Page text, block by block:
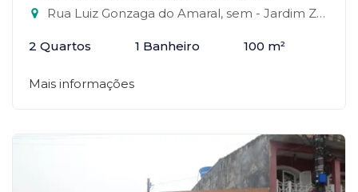
Rua Luiz Gonzaga do Amaral, sem - Jardim Zaira, Mauá-SP
2 Quartos 1 Banheiro 100 m²
Mais informações